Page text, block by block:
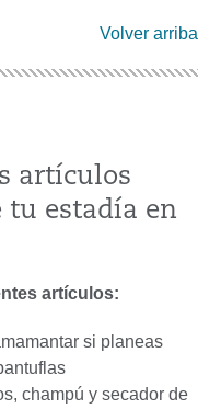
Volver arriba
artículos
tu estadía en
artículos:
si planeas
champú y secador de